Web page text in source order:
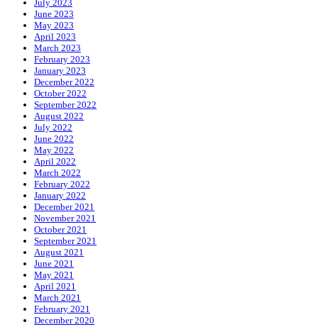
July 2023
June 2023
May 2023
April 2023
March 2023
February 2023
January 2023
December 2022
October 2022
September 2022
August 2022
July 2022
June 2022
May 2022
April 2022
March 2022
February 2022
January 2022
December 2021
November 2021
October 2021
September 2021
August 2021
June 2021
May 2021
April 2021
March 2021
February 2021
December 2020